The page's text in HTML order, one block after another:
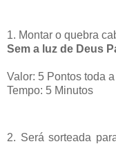
1. Montar o quebra
Sem a luz de Deus
Valor: 5 Pontos toda
Tempo: 5 Minutos
2. Será sorteada